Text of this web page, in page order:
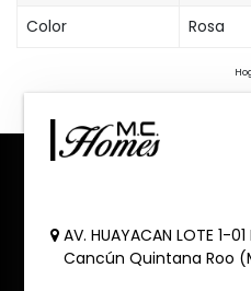
Color
Rosa
AV. HUAYACAN LOTE 1-
Cancún Quintana Roo